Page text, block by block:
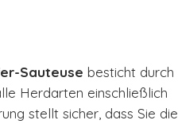
Sauteuse besticht durch
Herdarten einschließlich
stellt sicher, dass Sie die